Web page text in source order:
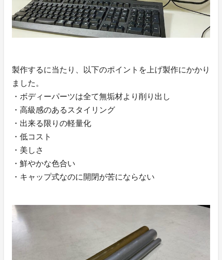
製作するに当たり、以下のポイントを上げ製作にかかり
ました。
・ボディーパーツは全て無垢材より削り出し
・高級感のあるスタイリング
・出来る限りの軽量化
・低コスト
・美しさ
・鮮やかな色合い
・キャップ式なのに開閉が苦にならない